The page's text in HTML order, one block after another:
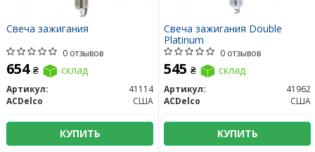
Свеча зажигания
0 отзывов
654 ₴ склад
Артикул:
41114
ACDelco
США
КУПИТЬ
Свеча зажигания Double
Platinum
0 отзывов
545 ₴ склад
Артикул:
41962
ACDelco
США
КУПИТЬ